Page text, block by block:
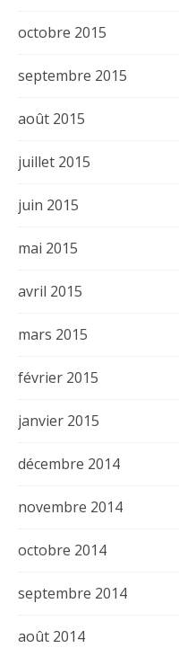
octobre 2015
septembre 2015
août 2015
juillet 2015
juin 2015
mai 2015
avril 2015
mars 2015
février 2015
janvier 2015
décembre 2014
novembre 2014
octobre 2014
septembre 2014
août 2014